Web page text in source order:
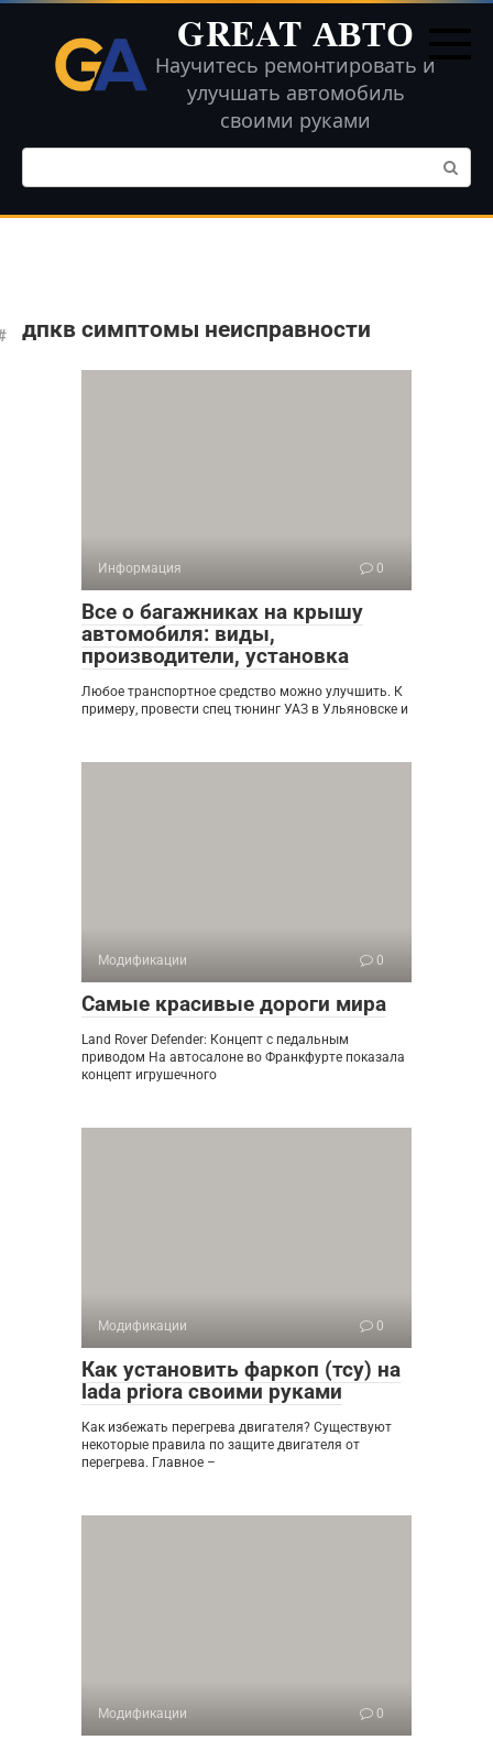
Перейти
контенту
GREAT АВТО
Научитесь ремонтировать и
улучшать автомобиль
своими руками
Поиск:
дпкв симптомы неисправности
Информация 0
Все о багажниках на крышу
автомобиля: виды,
производители, установка
Любое транспортное средство можно улучшить. К
примеру, провести спец тюнинг УАЗ в Ульяновске и
Модификации 0
Самые красивые дороги мира
Land Rover Defender: Концепт с педальным
приводом На автосалоне во Франкфурте показала
концепт игрушечного
Модификации 0
Как установить фаркоп (тсу) на
lada priora своими руками
Как избежать перегрева двигателя? Существуют
некоторые правила по защите двигателя от
перегрева. Главное –
Модификации 0